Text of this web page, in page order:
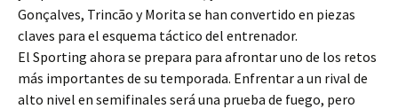
Gonçalves, Trincão y Morita se han convertido en piezas
claves para el esquema táctico del entrenador.
El Sporting ahora se prepara para afrontar uno de los retos
más importantes de su temporada. Enfrentar a un rival de
alto nivel en semifinales será una prueba de fuego, pero